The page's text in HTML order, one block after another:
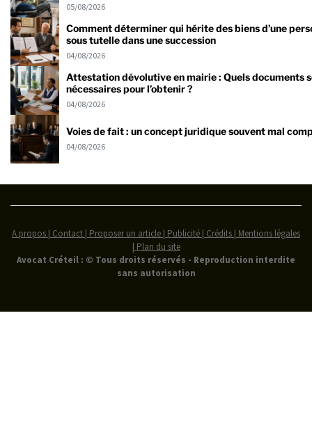
05/08/2026
Comment déterminer qui hérite des biens d’une
sous tutelle dans une succession
04/08/2026
Attestation dévolutive en mairie : Quels documents
nécessaires pour l’obtenir ?
04/08/2026
Voies de fait : un concept juridique souvent mal
04/08/2026
A propos | Contact | Proposer un article | Publicité | Crédits | Mentions légales
| Plan du site
Avocat Créteil : © Tous droits réservés - Reproduction interdite
sans autorisation